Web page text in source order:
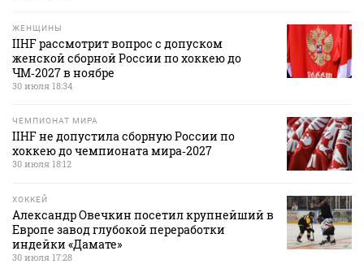
ЖЕНЩИНЫ
IIHF рассмотрит вопрос с допуском
женской сборной России по хоккею до
ЧМ‑2027 в ноябре
30 июля 18:34
ЧЕМПИОНАТ МИРА
IIHF не допустила сборную России по
хоккею до чемпионата мира‑2027
30 июля 18:12
ХОККЕЙ
Александр Овечкин посетил крупнейший в
Европе завод глубокой переработки
индейки «Дамате»
30 июля 17:28